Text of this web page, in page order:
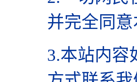
并完全同
3.本站内容